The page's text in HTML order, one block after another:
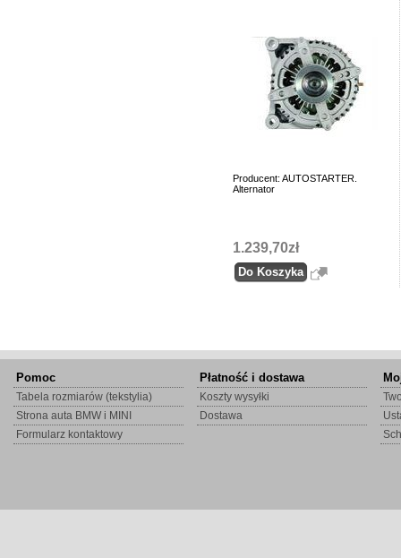
Producent: AUTOSTARTER.
Alternator
1.239,70zł
Pomoc
Tabela rozmiarów (tekstylia)
Strona auta BMW i MINI
Formularz kontaktowy
Płatność i dostawa
Koszty wysyłki
Dostawa